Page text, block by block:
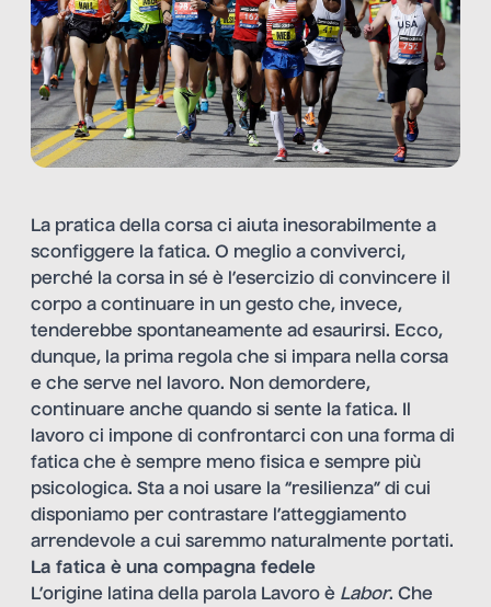
La pratica della corsa ci aiuta inesorabilmente a
sconfiggere la fatica. O meglio a conviverci,
perché la corsa in sé è l’esercizio di convincere il
corpo a continuare in un gesto che, invece,
tenderebbe spontaneamente ad esaurirsi. Ecco,
dunque, la prima regola che si impara nella corsa
e che serve nel lavoro. Non demordere,
continuare anche quando si sente la fatica. Il
lavoro ci impone di confrontarci con una forma di
fatica che è sempre meno fisica e sempre più
psicologica. Sta a noi usare la “resilienza” di cui
disponiamo per contrastare l’atteggiamento
arrendevole a cui saremmo naturalmente portati.
La fatica è una compagna fedele
L’origine latina della parola Lavoro è Labor. Che